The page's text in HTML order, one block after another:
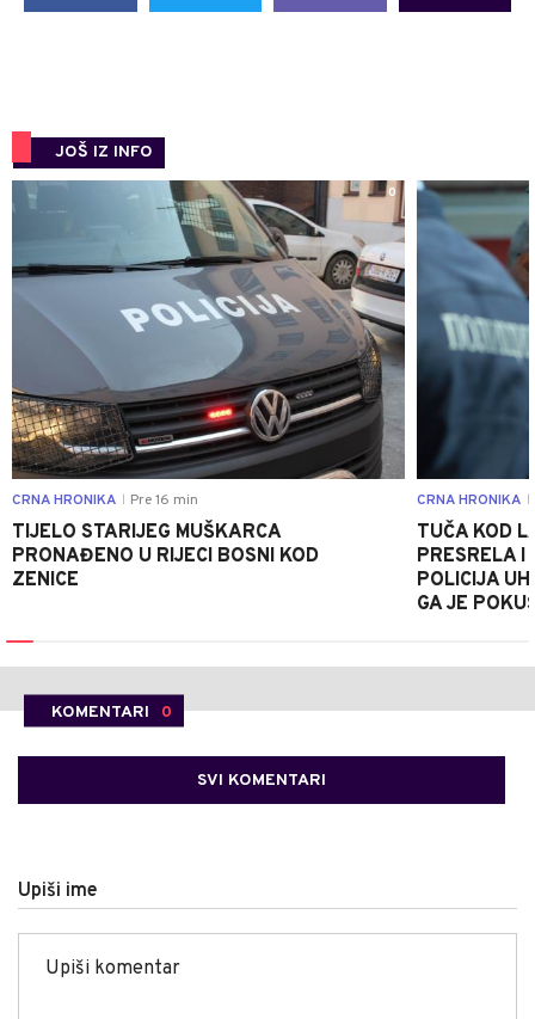
JOŠ IZ INFO
0
CRNA HRONIKA Pre 16 min
TIJELO STARIJEG MUŠKARCA
PRONAĐENO U RIJECI BOSNI KOD
ZENICE
CRNA HRONIKA
TUČA KOD
PRESRELA I
POLICIJA
GA JE
KOMENTARI 0
SVI KOMENTARI
Upiši ime